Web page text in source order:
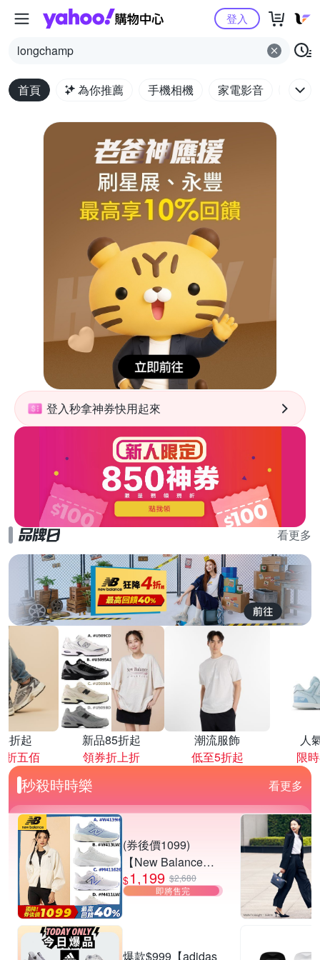
Yahoo購物中心
longchamp
登入
首頁 為你推薦 手機相機 家電影音 電腦
登入秒拿神券快用起來
看更多
折起
折五佰
新品85折起
領券折上折
潮流服飾
低至5折起
人
限
秒殺時時樂 看更多
(券後價1099)
【New Balance】
慢跑鞋_女/中性_多
款任選
W3) (網路獨家款)
$1,199 $2,680
即將售完
爆款$999【adidas